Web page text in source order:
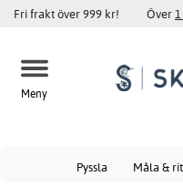
Fri frakt över 999 kr! Över
Meny
Pyssla Måla &